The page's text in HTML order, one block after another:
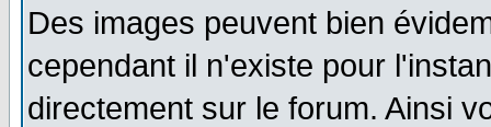
Des images peuvent bien
cependant il n'existe pour
directement sur le forum. Ainsi